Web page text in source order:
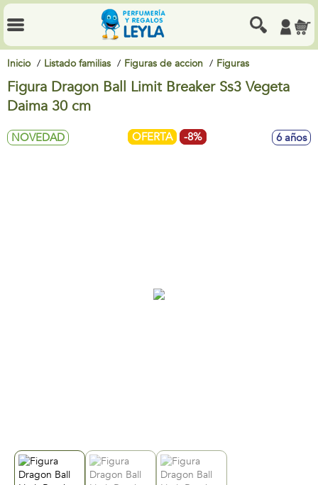
Inicio Listado familias Figuras de accion Figuras
Figura Dragon Ball Limit Breaker Ss3 Vegeta
Daima 30 cm
NOVEDAD OFERTA -8% 6 años